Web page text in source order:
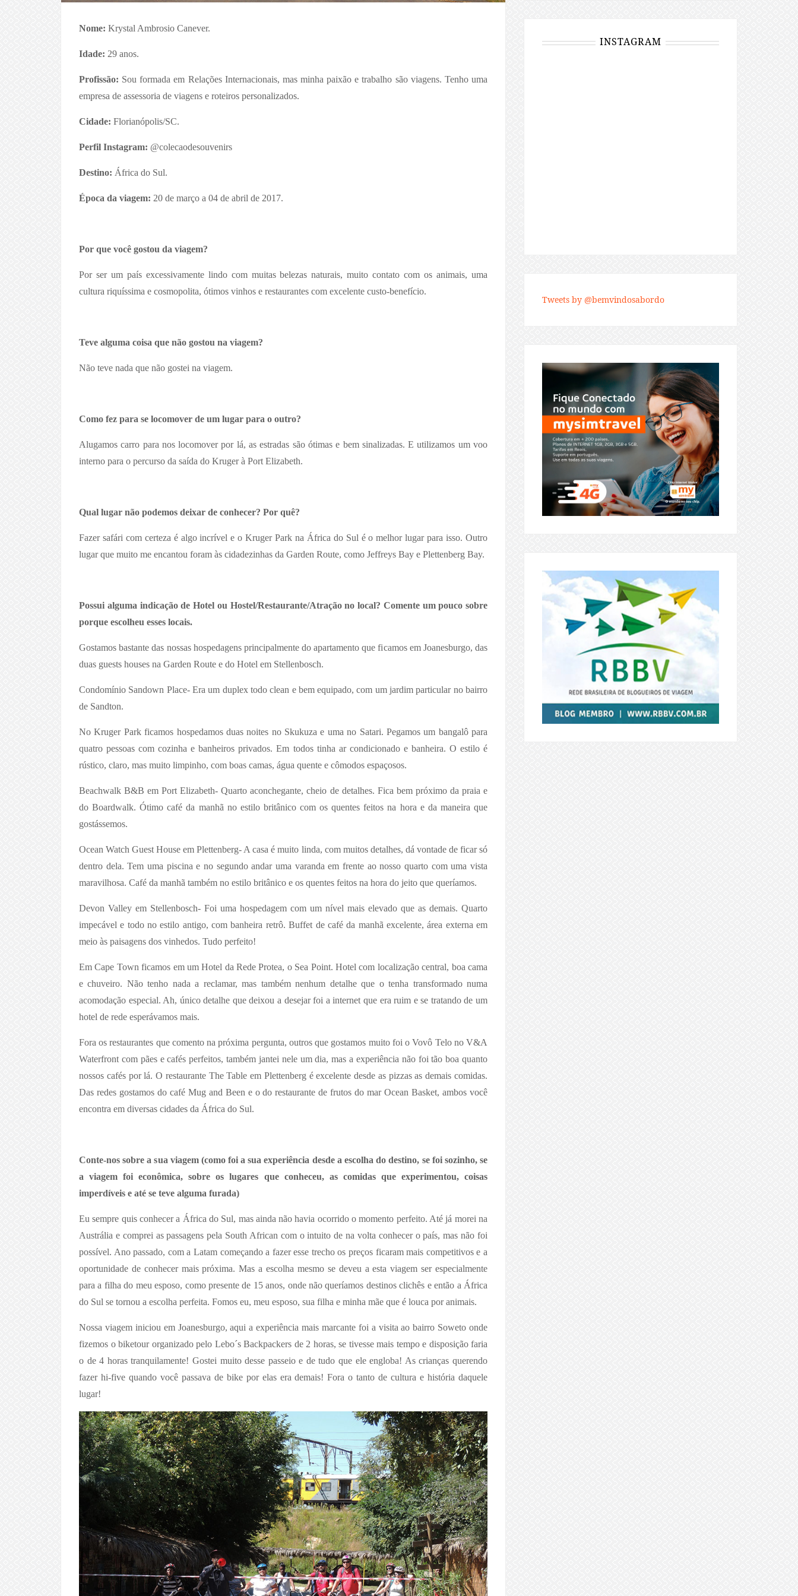
Nome: Krystal Ambrosio Canever.
Idade: 29 anos.
Profissão: Sou formada em Relações Internacionais, mas minha paixão e trabalho são viagens. Tenho uma
empresa de assessoria de viagens e roteiros personalizados.
Cidade: Florianópolis/SC.
Perfil Instagram: @colecaodesouvenirs
Destino: África do Sul.
Época da viagem: 20 de março a 04 de abril de 2017.
Por que você gostou da viagem?
Por ser um país excessivamente lindo com muitas belezas naturais, muito contato com os animais, uma
cultura riquíssima e cosmopolita, ótimos vinhos e restaurantes com excelente custo-benefício.
Teve alguma coisa que não gostou na viagem?
Não teve nada que não gostei na viagem.
Como fez para se locomover de um lugar para o outro?
Alugamos carro para nos locomover por lá, as estradas são ótimas e bem sinalizadas. E utilizamos um voo
interno para o percurso da saída do Kruger à Port Elizabeth.
Qual lugar não podemos deixar de conhecer? Por quê?
Fazer safári com certeza é algo incrível e o Kruger Park na África do Sul é o melhor lugar para isso. Outro
lugar que muito me encantou foram às cidadezinhas da Garden Route, como Jeffreys Bay e Plettenberg Bay.
Possui alguma indicação de Hotel ou Hostel/Restaurante/Atração no local? Comente um pouco sobre
porque escolheu esses locais.
Gostamos bastante das nossas hospedagens principalmente do apartamento que ficamos em Joanesburgo, das
duas guests houses na Garden Route e do Hotel em Stellenbosch.
Condomínio Sandown Place- Era um duplex todo clean e bem equipado, com um jardim particular no bairro
de Sandton.
No Kruger Park ficamos hospedamos duas noites no Skukuza e uma no Satari. Pegamos um bangalô para
quatro pessoas com cozinha e banheiros privados. Em todos tinha ar condicionado e banheira. O estilo é
rústico, claro, mas muito limpinho, com boas camas, água quente e cômodos espaçosos.
Beachwalk B&B em Port Elizabeth- Quarto aconchegante, cheio de detalhes. Fica bem próximo da praia e
do Boardwalk. Ótimo café da manhã no estilo britânico com os quentes feitos na hora e da maneira que
gostássemos.
Ocean Watch Guest House em Plettenberg- A casa é muito linda, com muitos detalhes, dá vontade de ficar só
dentro dela. Tem uma piscina e no segundo andar uma varanda em frente ao nosso quarto com uma vista
maravilhosa. Café da manhã também no estilo britânico e os quentes feitos na hora do jeito que queríamos.
Devon Valley em Stellenbosch- Foi uma hospedagem com um nível mais elevado que as demais. Quarto
impecável e todo no estilo antigo, com banheira retrô. Buffet de café da manhã excelente, área externa em
meio às paisagens dos vinhedos. Tudo perfeito!
Em Cape Town ficamos em um Hotel da Rede Protea, o Sea Point. Hotel com localização central, boa cama
e chuveiro. Não tenho nada a reclamar, mas também nenhum detalhe que o tenha transformado numa
acomodação especial. Ah, único detalhe que deixou a desejar foi a internet que era ruim e se tratando de um
hotel de rede esperávamos mais.
Fora os restaurantes que comento na próxima pergunta, outros que gostamos muito foi o Vovô Telo no V&A
Waterfront com pães e cafés perfeitos, também jantei nele um dia, mas a experiência não foi tão boa quanto
nossos cafés por lá. O restaurante The Table em Plettenberg é excelente desde as pizzas as demais comidas.
Das redes gostamos do café Mug and Been e o do restaurante de frutos do mar Ocean Basket, ambos você
encontra em diversas cidades da África do Sul.
Conte-nos sobre a sua viagem (como foi a sua experiência desde a escolha do destino, se foi sozinho, se
a viagem foi econômica, sobre os lugares que conheceu, as comidas que experimentou, coisas
imperdíveis e até se teve alguma furada)
Eu sempre quis conhecer a África do Sul, mas ainda não havia ocorrido o momento perfeito. Até já morei na
Austrália e comprei as passagens pela South African com o intuito de na volta conhecer o país, mas não foi
possível. Ano passado, com a Latam começando a fazer esse trecho os preços ficaram mais competitivos e a
oportunidade de conhecer mais próxima. Mas a escolha mesmo se deveu a esta viagem ser especialmente
para a filha do meu esposo, como presente de 15 anos, onde não queríamos destinos clichês e então a África
do Sul se tornou a escolha perfeita. Fomos eu, meu esposo, sua filha e minha mãe que é louca por animais.
Nossa viagem iniciou em Joanesburgo, aqui a experiência mais marcante foi a visita ao bairro Soweto onde
fizemos o biketour organizado pelo Lebo´s Backpackers de 2 horas, se tivesse mais tempo e disposição faria
o de 4 horas tranquilamente! Gostei muito desse passeio e de tudo que ele engloba! As crianças querendo
fazer hi-five quando você passava de bike por elas era demais! Fora o tanto de cultura e história daquele
lugar!
INSTAGRAM
Tweets by @bemvindosabordo